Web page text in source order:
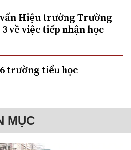
Hiệu trưởng Trường
về việc tiếp nhận học
trường tiểu học
MỤC